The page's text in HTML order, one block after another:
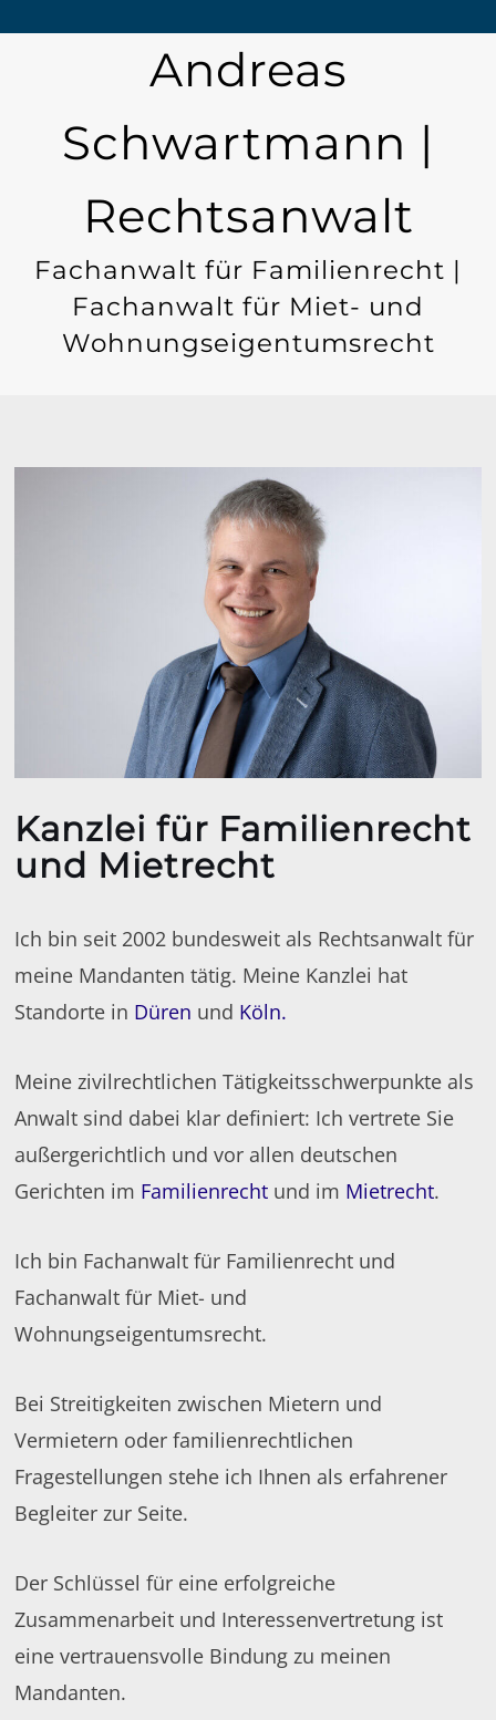
Andreas
Schwartmann |
Rechtsanwalt
Fachanwalt für Familienrecht |
Fachanwalt für Miet- und
Wohnungseigentumsrecht
Kanzlei für Familienrecht
und Mietrecht
Ich bin seit 2002 bundesweit als Rechtsanwalt für
meine Mandanten tätig. Meine Kanzlei hat
Standorte in Düren und Köln.
Meine zivilrechtlichen Tätigkeitsschwerpunkte als
Anwalt sind dabei klar definiert: Ich vertrete Sie
außergerichtlich und vor allen deutschen
Gerichten im Familienrecht und im Mietrecht.
Ich bin Fachanwalt für Familienrecht und
Fachanwalt für Miet- und
Wohnungseigentumsrecht.
Bei Streitigkeiten zwischen Mietern und
Vermietern oder familienrechtlichen
Fragestellungen stehe ich Ihnen als erfahrener
Begleiter zur Seite.
Der Schlüssel für eine erfolgreiche
Zusammenarbeit und Interessenvertretung ist
eine vertrauensvolle Bindung zu meinen
Mandanten.